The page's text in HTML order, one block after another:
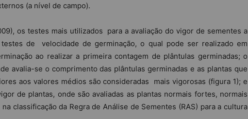
(a nível de campo).
os testes mais utilizados para a avaliação do vigor de sementes a
de velocidade de germinação, o qual pode ser realizado em
ao realizar a primeira contagem de plântulas germinadas; o
avalia-se o comprimento das plântulas germinadas e as plantas que
aos valores médios são consideradas mais vigorosas (figura 1); e
de plantas, onde são avaliadas as plantas normais fortes, normais
classificação da Regra de Análise de Sementes (RAS) para a cultura